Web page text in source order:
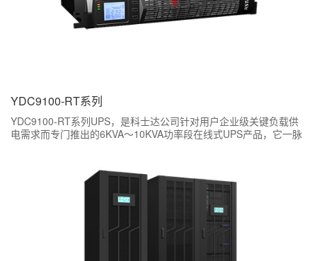
YDC9100-RT系列
YDC9100-RT系列UPS，是科士达公司针对用户企业级关键负载供
电需求而专门推出的6KVA～10KVA功率段在线式UPS产品，它一脉